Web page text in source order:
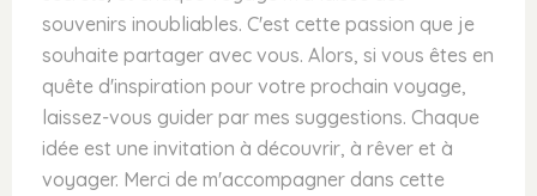
souvenirs inoubliables. C'est cette passion que je
souhaite partager avec vous. Alors, si vous êtes en
quête d'inspiration pour votre prochain voyage,
laissez-vous guider par mes suggestions. Chaque
idée est une invitation à découvrir, à rêver et à
voyager. Merci de m'accompagner dans cette